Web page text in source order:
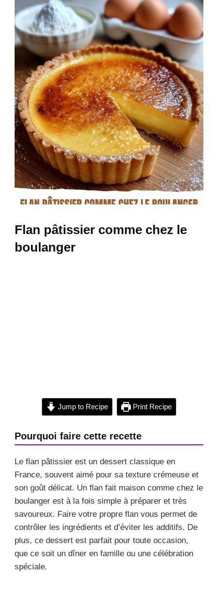
Flan pâtissier comme chez le
boulanger
Jump to Recipe Print Recipe
Pourquoi faire cette recette
Le flan pâtissier est un dessert classique en
France, souvent aimé pour sa texture crémeuse et
son goût délicat. Un flan fait maison comme chez le
boulanger est à la fois simple à préparer et très
savoureux. Faire votre propre flan vous permet de
contrôler les ingrédients et d’éviter les additifs. De
plus, ce dessert est parfait pour toute occasion,
que ce soit un dîner en famille ou une célébration
spéciale.